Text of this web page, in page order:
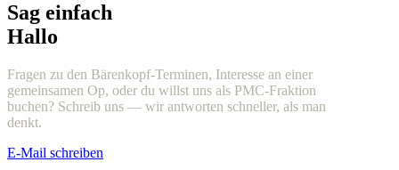
Sag einfach
Hallo
Fragen zu den Bärenkopf-Terminen, Interesse an einer
gemeinsamen Op, oder du willst uns als PMC-Fraktion
buchen? Schreib uns — wir antworten schneller, als man
denkt.
E-Mail schreiben